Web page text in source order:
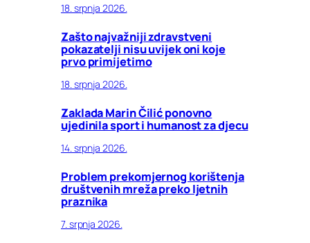
18. srpnja 2026.
Zašto najvažniji zdravstveni
pokazatelji nisu uvijek oni koje
prvo primijetimo
18. srpnja 2026.
Zaklada Marin Čilić ponovno
ujedinila sport i humanost za djecu
14. srpnja 2026.
Problem prekomjernog korištenja
društvenih mreža preko ljetnih
praznika
7. srpnja 2026.